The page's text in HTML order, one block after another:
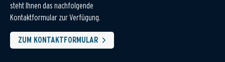
steht Ihnen das nachfolgende
Kontaktformular zur Verfügung.
ZUM KONTAKTFORMULAR